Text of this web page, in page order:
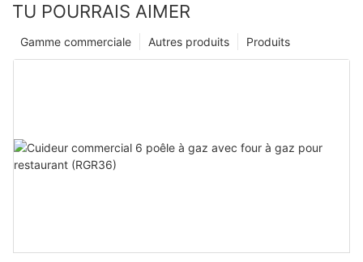
TU POURRAIS AIMER
Produits
Autres produits
Gamme commerciale